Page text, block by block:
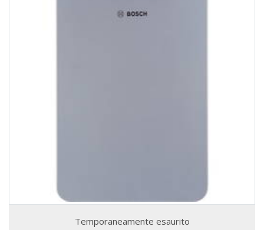
Temporaneamente esaurito